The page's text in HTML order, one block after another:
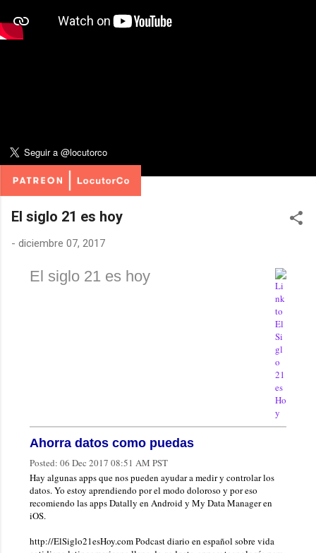
El siglo 21 es hoy
- diciembre 07, 2017
El siglo 21 es hoy
Ahorra datos como puedas
Posted: 06 Dec 2017 08:51 AM PST
Hay algunas apps que nos pueden ayudar a medir y controlar los
datos. Yo estoy aprendiendo por el modo doloroso y por eso
recomiendo las apps Datally en Android y My Data Manager en
iOS.
http://ElSiglo21esHoy.com Podcast diario en español sobre vida